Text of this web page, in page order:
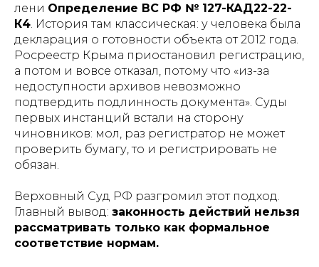
лени Определение ВС РФ № 127-КАД22-22-
К4. История там классическая: у человека была
декларация о готовности объекта от 2012 года.
Росреестр Крыма приостановил регистрацию,
а потом и вовсе отказал, потому что «из-за
недоступности архивов невозможно
подтвердить подлинность документа». Суды
первых инстанций встали на сторону
чиновников: мол, раз регистратор не может
проверить бумагу, то и регистрировать не
обязан.
Верховный Суд РФ разгромил этот подход.
Главный вывод: законность действий нельзя
рассматривать только как формальное
соответствие нормам.